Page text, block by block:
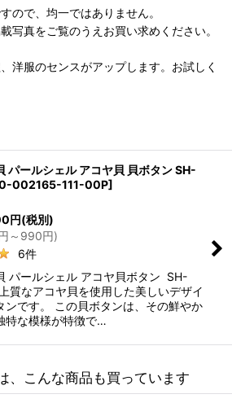
ので、均一ではありません。
写真をご覧のうえお買い求めください。
洋服のセンスがアップします。お試しく
パールシェル アコヤ貝 貝ボタン SH-
002165-111-00P]
円(税別)
～990円)
6件
パールシェル アコヤ貝ボタン SH-
質なアコヤ貝を使用した美しいデザイ
ンです。 この貝ボタンは、その鮮やか
特な模様が特徴で…
、こんな商品も買っています